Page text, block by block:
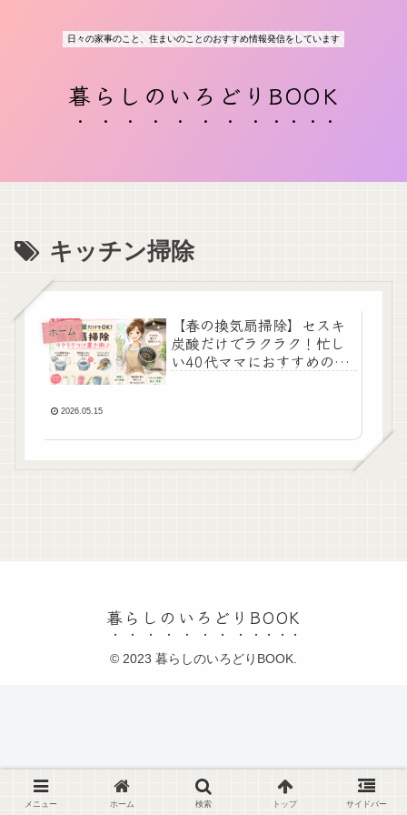
日々の家事のこと、住まいのことのおすすめ情報発信をしています
暮らしのいろどりBOOK
キッチン掃除
ホーム
【春の換気扇掃除】セスキ
炭酸だけでラクラク！忙し
い40代ママにおすすめの簡
2026.05.15
暮らしのいろどりBOOK
© 2023 暮らしのいろどりBOOK.
メニュー ホーム 検索 トップ サイドバー